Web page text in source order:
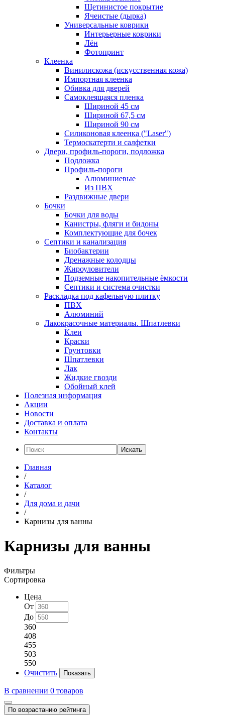
Щетинистое покрытие
Ячеистые (дырка)
Универсальные коврики
Интерьерные коврики
Лён
Фотопринт
Клеенка
Винилискожа (искусственная кожа)
Импортная клеенка
Обивка для дверей
Самоклеящаяся пленка
Шириной 45 см
Шириной 67,5 см
Шириной 90 см
Силиконовая клеенка ("Laser")
Термоскатерти и салфетки
Двери, профиль-пороги, подложка
Подложка
Профиль-пороги
Алюминиевые
Из ПВХ
Раздвижные двери
Бочки
Бочки для воды
Канистры, фляги и бидоны
Комплектующие для бочек
Септики и канализация
Биобактерии
Дренажные колодцы
Жироуловители
Подземные накопительные ёмкости
Септики и система очистки
Раскладка под кафельную плитку
ПВХ
Алюминий
Лакокрасочные материалы. Шпатлевки
Клеи
Краски
Грунтовки
Шпатлевки
Лак
Жидкие гвозди
Обойный клей
Полезная информация
Акции
Новости
Доставка и оплата
Контакты
Искать
Главная
/
Каталог
/
Для дома и дачи
/
Карнизы для ванны
Карнизы для ванны
Фильтры
Сортировка
Цена
От
До
360
408
455
503
550
Очистить
В сравнении 0 товаров
По возрастанию рейтинга